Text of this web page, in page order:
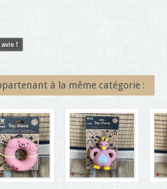
avis !
à la même catégorie :